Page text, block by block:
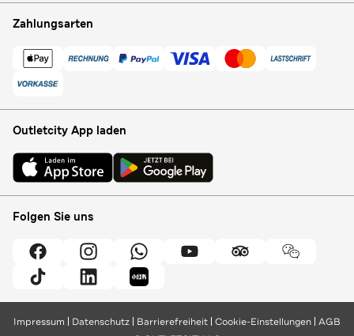
Zahlungsarten
Outletcity App laden
Folgen Sie uns
Impressum Datenschutz Barrierefreiheit Cookie-Einstellungen AGB